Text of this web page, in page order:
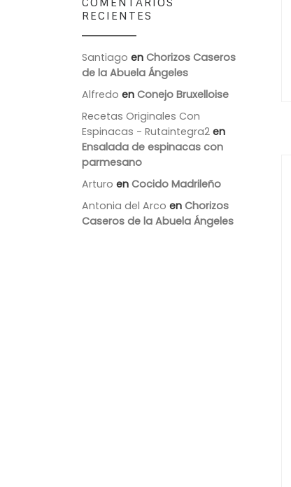
RECIENTES
Santiago en Chorizos Caseros
de la Abuela Ángeles
Alfredo en Conejo Bruxelloise
Recetas Originales Con
Espinacas - Rutaintegra2 en
Ensalada de espinacas con
parmesano
Arturo en Cocido Madrileño
Antonia del Arco en Chorizos
Caseros de la Abuela Ángeles